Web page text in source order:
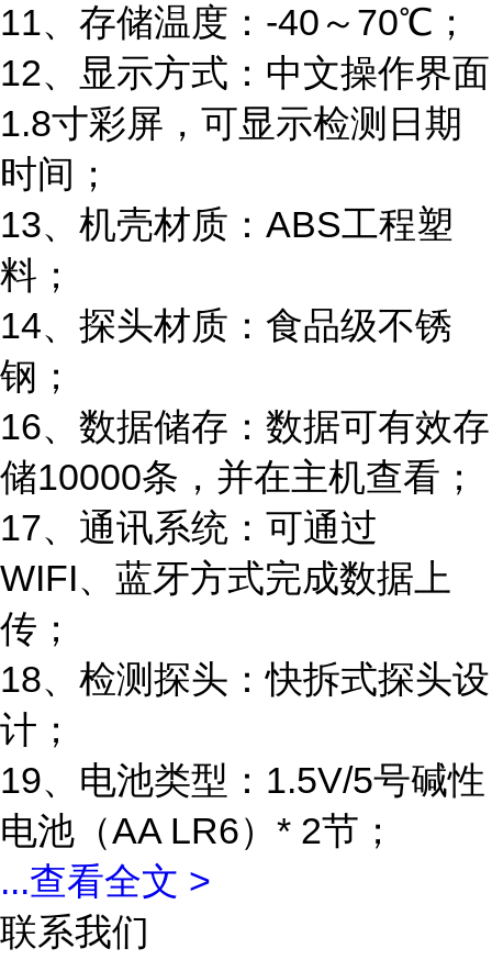
11、存储温度：-40～70℃；
12、显示方式：中文操作界面
1.8寸彩屏，可显示检测日期
时间；
13、机壳材质：ABS工程塑
料；
14、探头材质：食品级不锈
钢；
16、数据储存：数据可有效存
储10000条，并在主机查看；
17、通讯系统：可通过
WIFI、蓝牙方式完成数据上
传；
18、检测探头：快拆式探头设
计；
19、电池类型：1.5V/5号碱性
电池（AA LR6）* 2节；
...查看全文 >
联系我们